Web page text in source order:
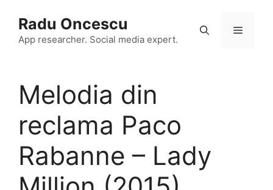
content
Radu Oncescu
App researcher. Social media expert.
Menu
Melodia din
reclama Paco
Rabanne – Lady